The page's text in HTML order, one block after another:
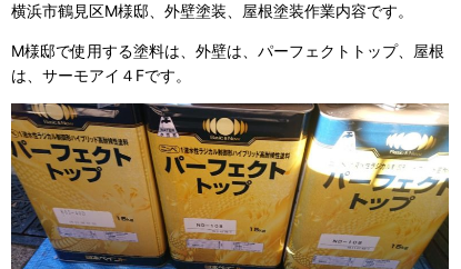
横浜市鶴見区M様邸、外壁塗装、屋根塗装作業内容です。
M様邸で使用する塗料は、外壁は、パーフェクトトップ、屋根
は、サーモアイ４Fです。